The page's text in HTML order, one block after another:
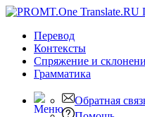
Перевод
Контексты
Спряжение и
Грамматика
Обратная